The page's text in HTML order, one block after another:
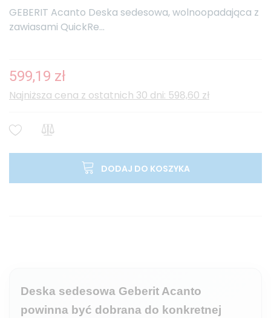
GEBERIT Acanto Deska sedesowa, wolnoopadająca z
zawiasami QuickRe...
599,19 zł
Najniższa cena z ostatnich 30 dni: 598,60 zł
DODAJ DO KOSZYKA
Deska sedesowa Geberit Acanto
powinna być dobrana do konkretnej